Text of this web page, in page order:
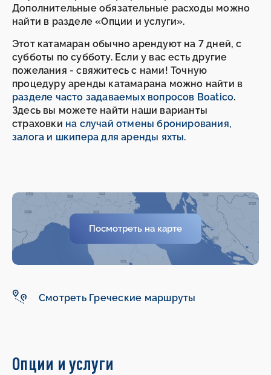
Дополнительные обязательные расходы можно
найти в разделе «Опции и услуги».
Этот катамаран обычно арендуют на 7 дней, с
субботы по субботу. Если у вас есть другие
пожелания - свяжитесь с нами! Точную
процедуру аренды катамарана можно найти в
разделе часто задаваемых вопросов Boatico.
Здесь вы можете найти наши варианты
страховки на случай отмены бронирования,
залога и шкипера для аренды яхты.
Посмотреть на карте
Смотреть Греческие маршруты
Опции и услуги